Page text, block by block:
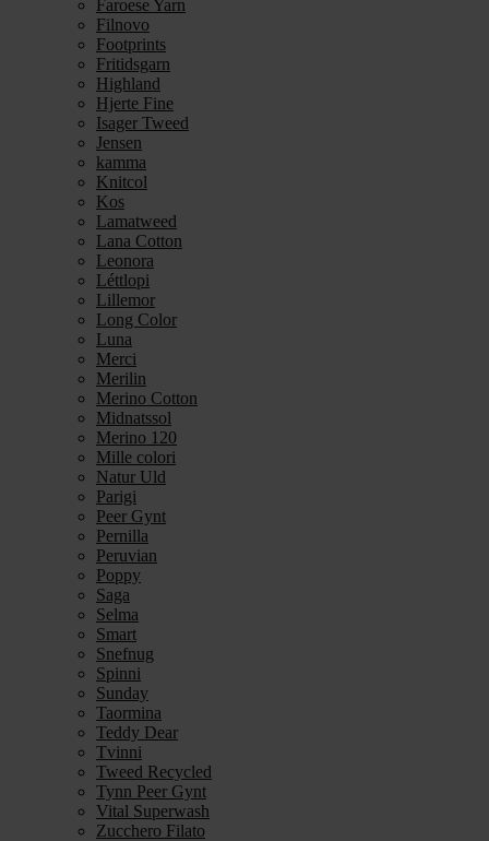
Faroese Yarn
Filnovo
Footprints
Fritidsgarn
Highland
Hjerte Fine
Isager Tweed
Jensen
kamma
Knitcol
Kos
Lamatweed
Lana Cotton
Leonora
Léttlopi
Lillemor
Long Color
Luna
Merci
Merilin
Merino Cotton
Midnatssol
Merino 120
Mille colori
Natur Uld
Parigi
Peer Gynt
Pernilla
Peruvian
Poppy
Saga
Selma
Smart
Snefnug
Spinni
Sunday
Taormina
Teddy Dear
Tvinni
Tweed Recycled
Tynn Peer Gynt
Vital Superwash
Zucchero Filato